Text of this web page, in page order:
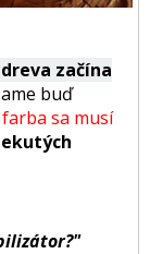
začína
buď
farba sa musí